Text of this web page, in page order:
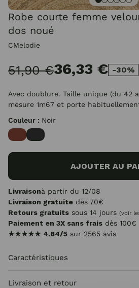
Robe courte femme
dos noué
CMelodie
51,90 €36,33 € -30%
Avec doublure. Taille unique (du 42
mesure 1m67 et porte
Couleur : Noir
AJOUTER AU
Livraisonà partir du 12/08
Livraison gratuite dès 70€
Retours gratuits sous 14 jours (voir
Paiement en 3X sans frais dès 100€
★★★★★ 4.84/5 sur 2565 avis
Caractéristiques
Livraison et retour